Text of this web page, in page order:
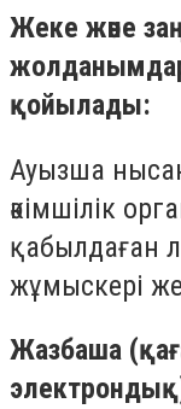
Жеке және
қойылады:
Ауызша
әкімшілік
қабылдаған
жұмыскері
Жазбаша